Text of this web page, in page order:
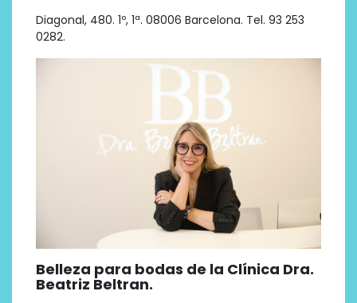
Diagonal, 480. 1º, 1ª. 08006 Barcelona. Tel. 93 253
0282.
Belleza para bodas de la Clínica Dra.
Beatriz Beltran.